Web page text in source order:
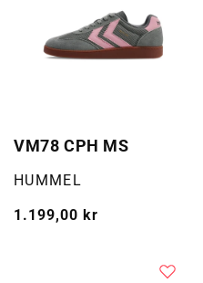
VM78 CPH MS
Selger:
HUMMEL
Vanlig
1.199,00 kr